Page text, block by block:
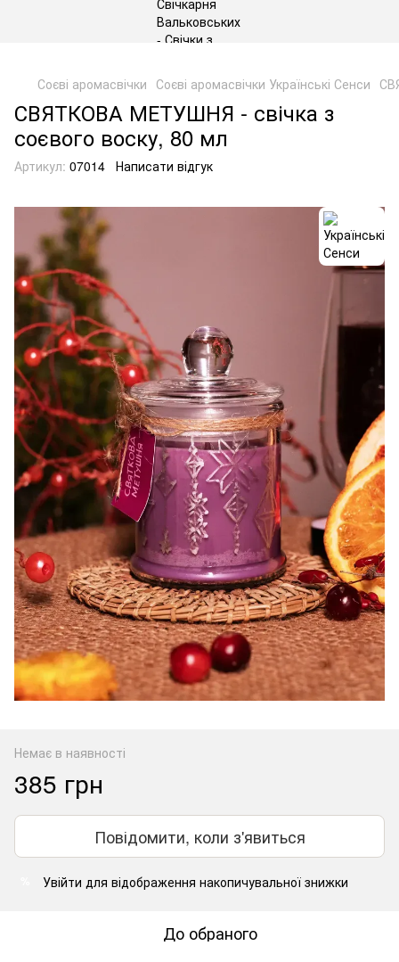
gtag('js', new Date()); gtag('config', 'G-DP234BVRNV');
Соєві аромасвічки Соєві аромасвічки Українські Сенси
СВЯТКОВА МЕТУШНЯ - свічка з
соєвого воску, 80 мл
Артикул: 07014 Написати відгук
Немає в наявності
385 грн
Повідомити, коли з'явиться
Увійти для відображення накопичувальної знижки
До обраного